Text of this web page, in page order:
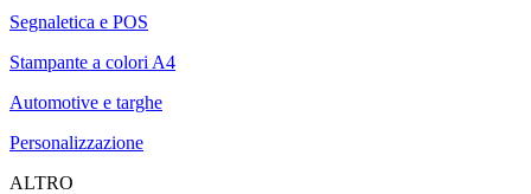
Segnaletica e POS
Stampante a colori A4
Automotive e targhe
Personalizzazione
ALTRO